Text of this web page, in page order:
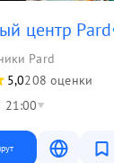
центр Pard
Pard
5,0208 оценки
21:00